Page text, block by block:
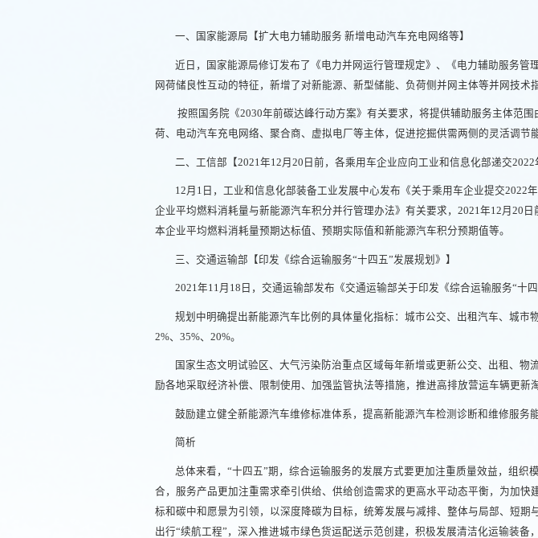
一、国家能源局【扩大电力辅助服务 新增电动汽车充电网络等】
近日，国家能源局修订发布了《电力并网运行管理规定》、《电力辅助服务
网荷储良性互动的特征，新增了对新能源、新型储能、负荷侧并网主体等并网技术
按照国务院《2030年前碳达峰行动方案》有关要求，将提供辅助服务主体范
荷、电动汽车充电网络、聚合商、虚拟电厂等主体，促进挖掘供需两侧的灵活调节
二、工信部【2021年12月20日前，各乘用车企业应向工业和信息化部递交2022
12月1日，工业和信息化部装备工业发展中心发布《关于乘用车企业提交2022
企业平均燃料消耗量与新能源汽车积分并行管理办法》有关要求，2021年12月20
本企业平均燃料消耗量预期达标值、预期实际值和新能源汽车积分预期值等。
三、交通运输部【印发《综合运输服务“十四五”发展规划》】
2021年11月18日，交通运输部发布《交通运输部关于印发《综合运输服务“十
规划中明确提出新能源汽车比例的具体量化指标：城市公交、出租汽车、城市
2%、35%、20%。
国家生态文明试验区、大气污染防治重点区域每年新增或更新公交、出租、
励各地采取经济补偿、限制使用、加强监管执法等措施，推进高排放营运车辆更新
鼓励建立健全新能源汽车维修标准体系，提高新能源汽车检测诊断和维修服务能
简析
总体来看，“十四五”期，综合运输服务的发展方式要更加注重质量效益，组
合，服务产品更加注重需求牵引供给、供给创造需求的更高水平动态平衡，为加
标和碳中和愿景为引领，以深度降碳为目标，统筹发展与减排、整体与局部、短
出行“续航工程”，深入推进城市绿色货运配送示范创建，积极发展清洁化运输装